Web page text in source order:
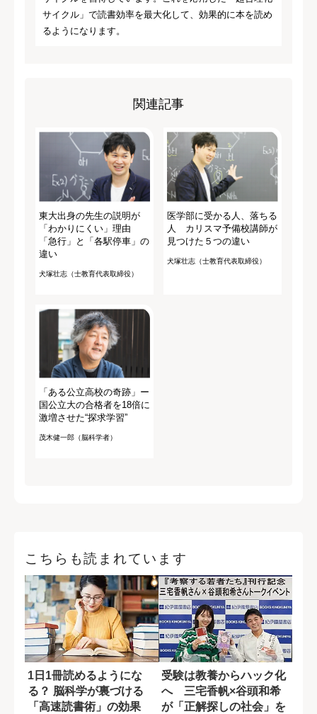
サイクル」で読書効率を最大化して、効果的に本を読め
るようになります。
関連記事
東大出身の先生の説明が
「わかりにくい」理由
「急行」と「各駅停車」の
違い
犬塚壮志（士教育代表取締役）
医学部に受かる人、落ちる
人 カリスマ予備校講師が
見つけた５つの違い
犬塚壮志（士教育代表取締役）
「ある公立高校の奇跡」ー
国公立大の合格者を18倍に
激増させた“探求学習”
茂木健一郎（脳科学者）
こちらも読まれています
1日1冊読めるようにな
る？ 脳科学が裏づける
「高速読書術」の効果
受験は教養からハック化
へ 三宅香帆×谷頭和希
が「正解探しの社会」を